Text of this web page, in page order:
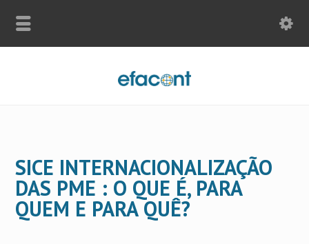
SICE INTERNACIONALIZAÇÃO
DAS PME : O QUE É, PARA
QUEM E PARA QUÊ?